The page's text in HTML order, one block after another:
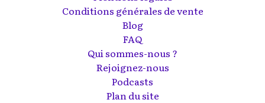
Conditions générales de vente
Blog
FAQ
Qui sommes-nous ?
Rejoignez-nous
Podcasts
Plan du site